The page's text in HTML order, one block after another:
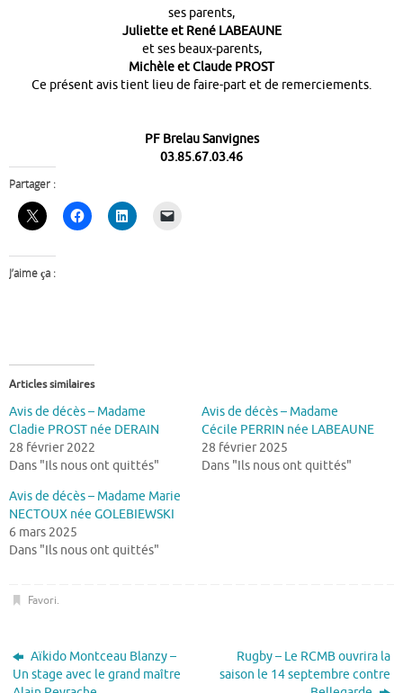
ses parents,
Juliette et René LABEAUNE
et ses beaux-parents,
Michèle et Claude PROST
Ce présent avis tient lieu de faire-part et de remerciements.
PF Brelau Sanvignes
03.85.67.03.46
Partager :
J’aime ça :
Articles similaires
Avis de décès – Madame
Cladie PROST née DERAIN
28 février 2022
Dans "Ils nous ont quittés"
Avis de décès – Madame
Cécile PERRIN née LABEAUNE
28 février 2025
Dans "Ils nous ont quittés"
Avis de décès – Madame Marie
NECTOUX née GOLEBIEWSKI
6 mars 2025
Dans "Ils nous ont quittés"
Favori.
Aïkido Montceau Blanzy –
Un stage avec le grand maître
Rugby – Le RCMB ouvrira la
saison le 14 septembre contre